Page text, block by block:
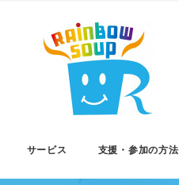
サービス 支援・参加の方法